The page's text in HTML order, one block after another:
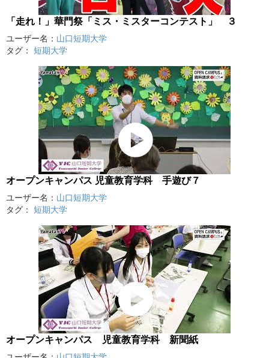
「走れ！」華門祭「ミス・ミスターコンテスト」 ３
ユーザー名： 山口短期大学
タグ： 短期大学
オープンキャンパス 児童教育学科 手遊び７
ユーザー名： 山口短期大学
タグ： 短期大学
オープンキャンパス 児童教育学科 新聞紙